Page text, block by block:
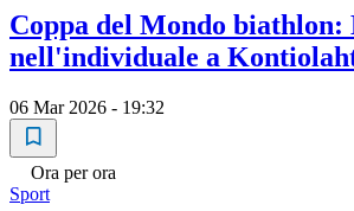
Coppa del Mondo biathlon:
nell'individuale a
06 Mar 2026 - 19:32
Ora per ora
Sport